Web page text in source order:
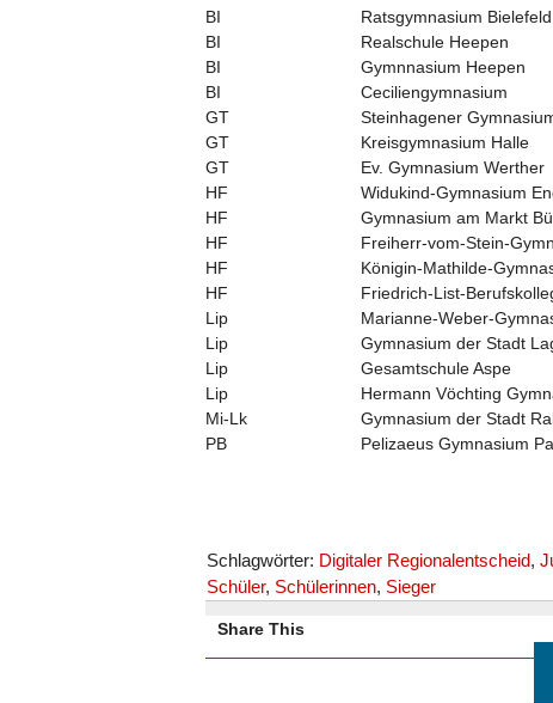
BI
Ratsgymnasium Bielefeld
BI
Realschule Heepen
BI
Gymnnasium Heepen
BI
Ceciliengymnasium
GT
Steinhagener
GT
Kreisgymnasium Halle
GT
Ev. Gymnasium Werther
HF
Widukind-Gymnasium
HF
Gymnasium am Markt
HF
Freiherr-vom-Stein-
HF
Königin-Mathilde-
HF
Friedrich-List-
Lip
Marianne-Weber-
Lip
Gymnasium der Stadt
Lip
Gesamtschule Aspe
Lip
Hermann Vöchting
Mi-Lk
Gymnasium der Stadt
PB
Pelizaeus Gymnasium
Schlagwörter: Digitaler Regionalentscheid,
Schüler, Schülerinnen, Sieger
Share This